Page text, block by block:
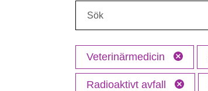
Veterinärmedicin
Radioaktivt avfall